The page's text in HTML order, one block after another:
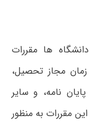
ها مقررات
مجاز تحصیل،
نامه، و سایر
مقررات به منظور